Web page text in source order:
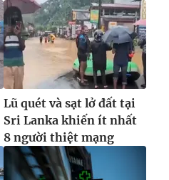
Lũ quét và sạt lở đất tại
Sri Lanka khiến ít nhất
8 người thiệt mạng